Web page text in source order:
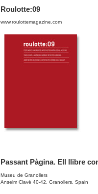
Roulotte:09
www.roulottemagazine.com
Passant Pàgina. Ell llibre
Museu de Granollers
Anselm Clavé 40-42, Granollers, Spain